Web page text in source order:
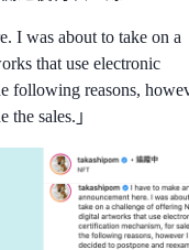
I was about to take on a
that use electronic
following reasons,
the sales. 」